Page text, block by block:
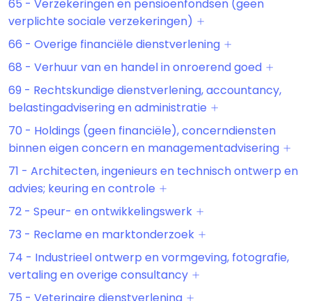
65 - Verzekeringen en pensioenfondsen (geen
verplichte sociale verzekeringen)
66 - Overige financiële dienstverlening
68 - Verhuur van en handel in onroerend goed
69 - Rechtskundige dienstverlening, accountancy,
belastingadvisering en administratie
70 - Holdings (geen financiële), concerndiensten
binnen eigen concern en managementadvisering
71 - Architecten, ingenieurs en technisch ontwerp en
advies; keuring en controle
72 - Speur- en ontwikkelingswerk
73 - Reclame en marktonderzoek
74 - Industrieel ontwerp en vormgeving, fotografie,
vertaling en overige consultancy